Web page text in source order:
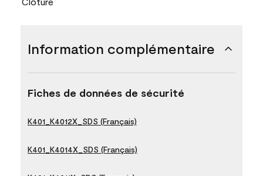
Information complémentaire
Fiches de données de sécurité
K401_K4012X_SDS (Français)
K401_K4014X_SDS (Français)